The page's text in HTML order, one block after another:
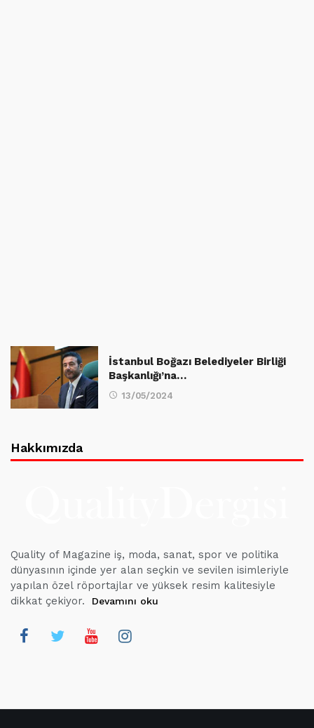
İstanbul Boğazı Belediyeler Birliği
Başkanlığı’na…
13/05/2024
Hakkımızda
Quality of Magazine iş, moda, sanat, spor ve politika
dünyasının içinde yer alan seçkin ve sevilen isimleriyle
yapılan özel röportajlar ve yüksek resim kalitesiyle
dikkat çekiyor.
Devamını oku